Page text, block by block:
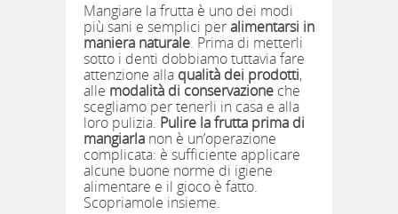
Mangiare la frutta è uno dei modi
più sani e semplici peralimentarsi in
maniera naturale. Prima di metterli
sotto i denti dobbiamo tuttavia fare
attenzione alla qualità dei prodotti,
alle modalità di conservazione che
scegliamo per tenerli in casa e alla
loro pulizia. Pulire la frutta prima di
mangiarla non è un’operazione
complicata: è sufficiente applicare
alcune buone norme di igiene
alimentare e il gioco è fatto.
Scopriamole insieme.